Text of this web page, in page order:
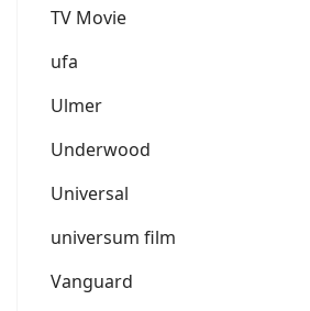
TV Movie
ufa
Ulmer
Underwood
Universal
universum film
Vanguard